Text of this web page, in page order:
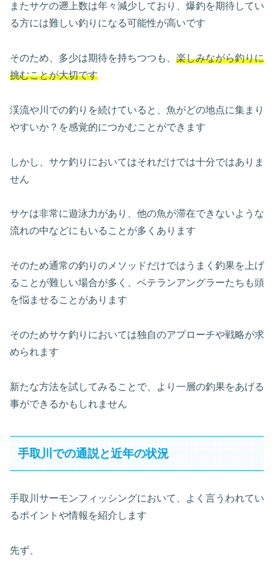
またサケの遡上数は年々減少しており、爆釣を期待してい
る方には難しい釣りになる可能性が高いです
そのため、多少は期待を持ちつつも、 楽しみながら釣りに
挑むことが大切です
渓流や川での釣りを続けていると、魚がどの地点に集まり
やすいか？を感覚的につかむことができます
しかし、サケ釣りにおいてはそれだけでは十分ではありま
せん
サケは非常に遊泳力があり、他の魚が滞在できないような
流れの中などにもいることが多くあります
そのため通常の釣りのメソッドだけではうまく釣果を上げ
ることが難しい場合が多く、ベテランアングラーたちも頭
を悩ませることがあります
そのためサケ釣りにおいては独自のアプローチや戦略が求
められます
新たな方法を試してみることで、より一層の釣果をあげる
事ができるかもしれません
手取川での通説と近年の状況
手取川サーモンフィッシングにおいて、よく言うわれてい
るポイントや情報を紹介します
先ず、